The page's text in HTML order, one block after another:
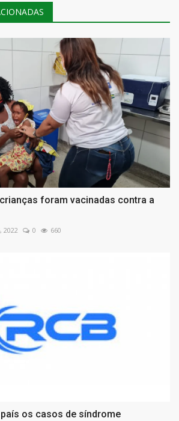
foram vacinadas contra a
2022 0 660
os casos de síndrome